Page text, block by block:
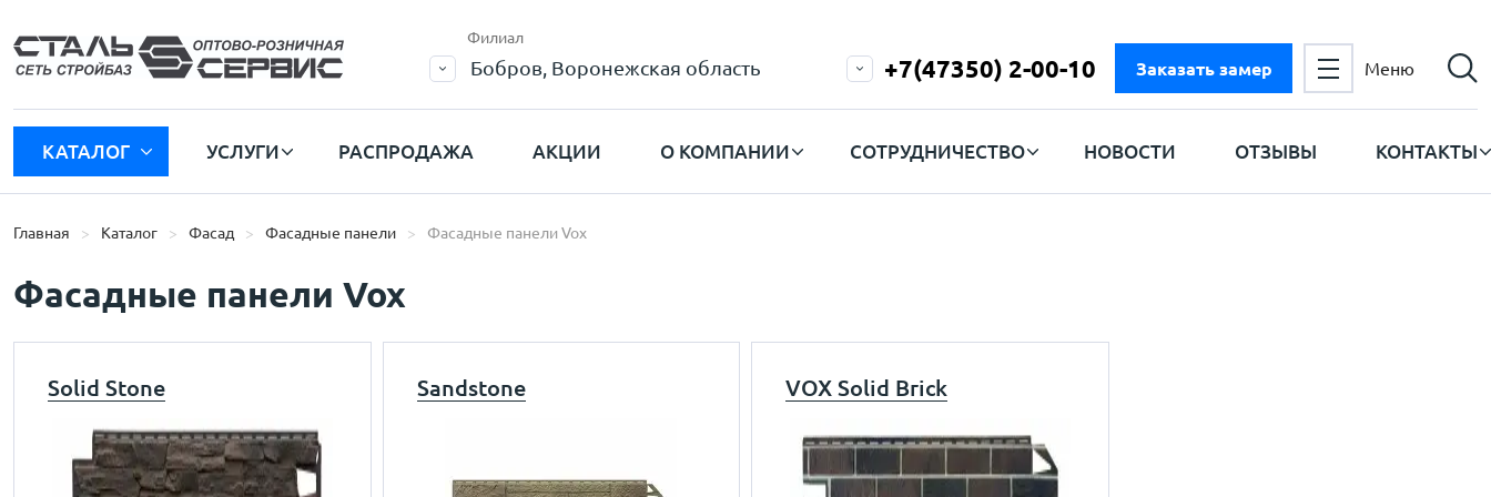
Филиал
Бобров, Воронежская область +7(47350) 2-00-10 Заказать замер Меню
КАТАЛОГ УСЛУГИ РАСПРОДАЖА АКЦИИ О КОМПАНИИ СОТРУДНИЧЕСТВО НОВОСТИ ОТЗЫВЫ КОНТАКТЫ
Главная Каталог Фасад Фасадные панели Фасадные панели Vox
Фасадные панели Vox
Solid Stone Sandstone VOX Solid Brick